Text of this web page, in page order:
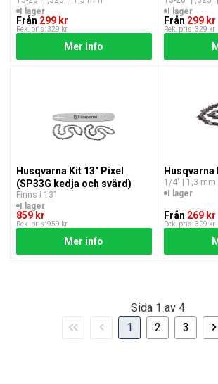
I lager
Från 299 kr
Rek. pris: 329 kr
Mer info
I lager
Från 299 kr
Rek. pris: 329 kr
Husqvarna Kit 13" Pixel
(SP33G kedja och svärd)
Finns i 13"
I lager
859 kr
Rek. pris: 959 kr
Mer info
Husqvarna
1/4″ | 1,3 mm
I lager
Från 269 kr
Rek. pris: 309 kr
Sida 1 av 4
Föregående
1 2 3